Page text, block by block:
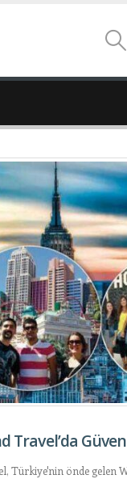
Travel’da
Türkiye'nin önde gelen